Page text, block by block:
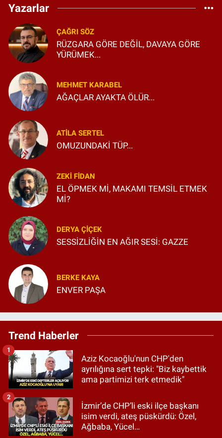
Yazarlar
ÇAĞRI SÖZ
RÜZGARA GÖRE DEĞİL, DAVAYA GÖRE
YÜRÜMEK...
MEHMET KARABEL
AĞAÇLAR AYAKTA ÖLÜR...
ATILA SERTEL
OMUZUNDAKİ TÜP...
ZEKI FIDAN
EL ÖPMEK Mİ, MAKAMI TEMSİL ETMEK
Mİ?
DERYA ÇIÇEK
SESSİZLİĞİN EN AĞIR SESİ: GAZZE
BERKE KAYA
ENVER PAŞA
Trend Haberler
Aziz Kocaoğlu'nun CHP'den
ayrılığına sert tepki: "Biz kaybettik
ama partimizi terk etmedik"
1
İzmir’de CHP’li eski ilçe başkanı
isim verdi, ateş püskürdü: Özel,
Ağbaba, Yücel…
2